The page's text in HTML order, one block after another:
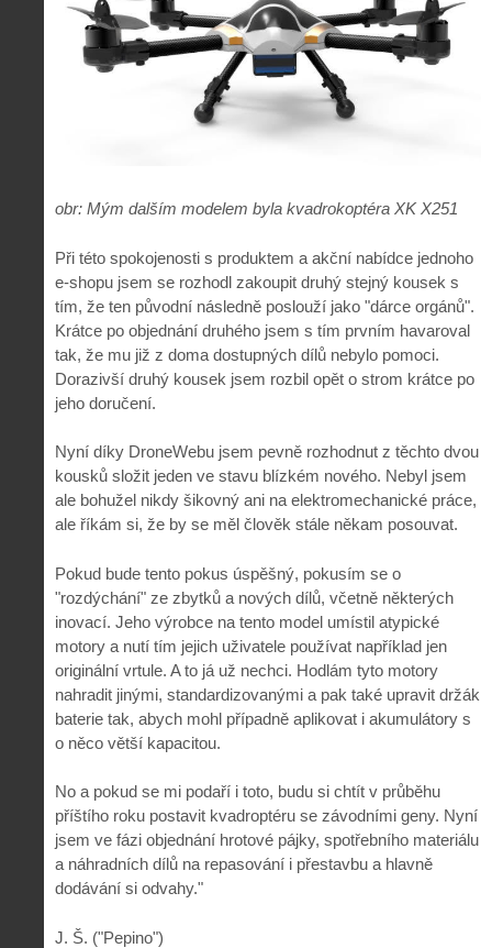
obr: Mým dalším modelem byla kvadrokoptéra XK X251
Při této spokojenosti s produktem a akční nabídce jednoho
e-shopu jsem se rozhodl zakoupit druhý stejný kousek s
tím, že ten původní následně poslouží jako "dárce orgánů".
Krátce po objednání druhého jsem s tím prvním havaroval
tak, že mu již z doma dostupných dílů nebylo pomoci.
Dorazivší druhý kousek jsem rozbil opět o strom krátce po
jeho doručení.
Nyní díky DroneWebu jsem pevně rozhodnut z těchto dvou
kousků složit jeden ve stavu blízkém nového. Nebyl jsem
ale bohužel nikdy šikovný ani na elektromechanické práce,
ale říkám si, že by se měl člověk stále někam posouvat.
Pokud bude tento pokus úspěšný, pokusím se o
"rozdýchání" ze zbytků a nových dílů, včetně některých
inovací. Jeho výrobce na tento model umístil atypické
motory a nutí tím jejich uživatele používat například jen
originální vrtule. A to já už nechci. Hodlám tyto motory
nahradit jinými, standardizovanými a pak také upravit držák
baterie tak, abych mohl případně aplikovat i akumulátory s
o něco větší kapacitou.
No a pokud se mi podaří i toto, budu si chtít v průběhu
příštího roku postavit kvadroptéru se závodními geny. Nyní
jsem ve fázi objednání hrotové pájky, spotřebního materiálu
a náhradních dílů na repasování i přestavbu a hlavně
dodávání si odvahy."
J. Š. ("Pepino")